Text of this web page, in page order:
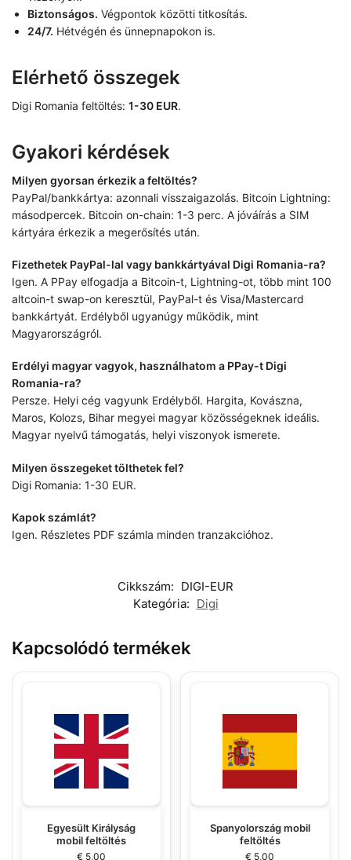
Biztonságos. Végpontok közötti titkosítás.
24/7. Hétvégén és ünnepnapokon is.
Elérhető összegek
Digi Romania feltöltés: 1-30 EUR.
Gyakori kérdések
Milyen gyorsan érkezik a feltöltés?
PayPal/bankkártya: azonnali visszaigazolás. Bitcoin Lightning:
másodpercek. Bitcoin on-chain: 1-3 perc. A jóváírás a SIM
kártyára érkezik a megerősítés után.
Fizethetek PayPal-lal vagy bankkártyával Digi Romania-ra?
Igen. A PPay elfogadja a Bitcoin-t, Lightning-ot, több mint 100
altcoin-t swap-on keresztül, PayPal-t és Visa/Mastercard
bankkártyát. Erdélyből ugyanúgy működik, mint
Magyarországról.
Erdélyi magyar vagyok, használhatom a PPay-t Digi
Romania-ra?
Persze. Helyi cég vagyunk Erdélyből. Hargita, Kovászna,
Maros, Kolozs, Bihar megyei magyar közösségeknek ideális.
Magyar nyelvű támogatás, helyi viszonyok ismerete.
Milyen összegeket tölthetek fel?
Digi Romania: 1-30 EUR.
Kapok számlát?
Igen. Részletes PDF számla minden tranzakcióhoz.
Cikkszám: DIGI-EUR
Kategória: Digi
Kapcsolódó termékek
Egyesült Királyság
mobil feltöltés
€ 5,00
Spanyolország mobil
feltöltés
€ 5,00